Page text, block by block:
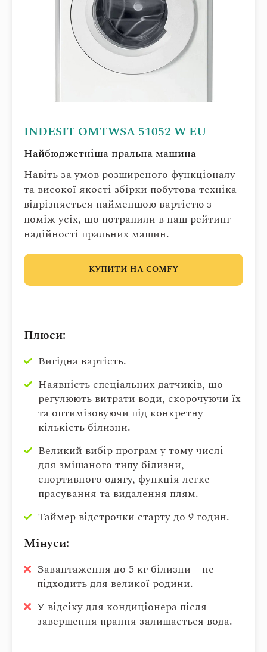
INDESIT OMTWSA 51052 W EU
Найбюджетніша пральна машина
Навіть за умов розширеного функціоналу
та високої якості збірки побутова техніка
відрізняється найменшою вартістю з-
поміж усіх, що потрапили в наш рейтинг
надійності пральних машин.
КУПИТИ НА COMFY
Плюси:
Вигідна вартість.
Наявність спеціальних датчиків, що
регулюють витрати води, скорочуючи їх
та оптимізовуючи під конкретну
кількість білизни.
Великий вибір програм у тому числі
для змішаного типу білизни,
спортивного одягу, функція легке
прасування та видалення плям.
Таймер відстрочки старту до 9 годин.
Мінуси:
Завантаження до 5 кг білизни – не
підходить для великої родини.
У відсіку для кондиціонера після
завершення прання залишається вода.